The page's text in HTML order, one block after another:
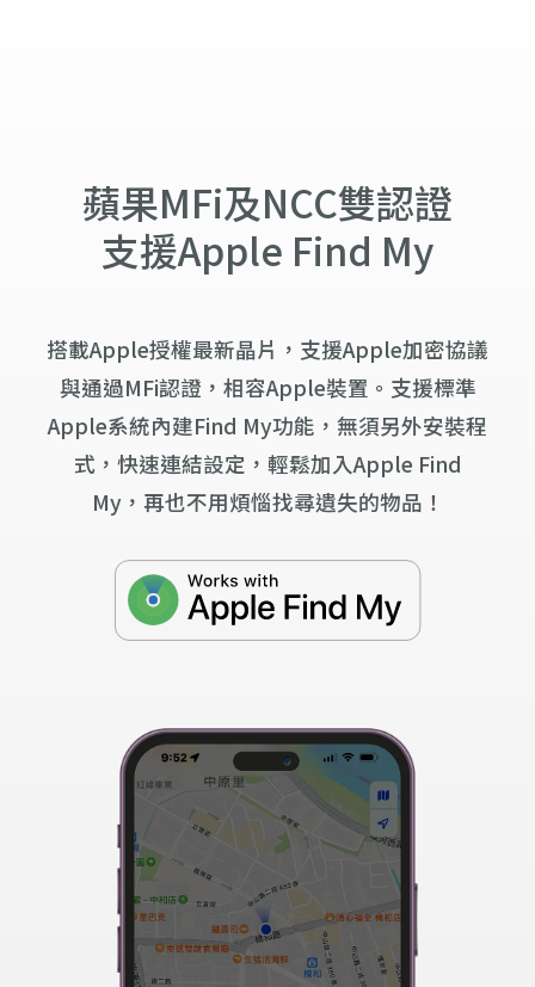
蘋果MFi及NCC雙認證
支援Apple Find My
搭載Apple授權最新晶片，支援Apple加密協議
與通過MFi認證，相容Apple裝置。支援標準
Apple系統內建Find My功能，無須另外安裝程
式，快速連結設定，輕鬆加入Apple Find
My，再也不用煩惱找尋遺失的物品！